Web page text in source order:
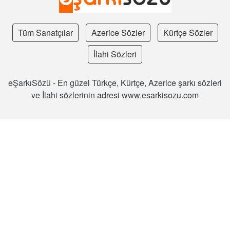
Tüm Sanatçılar Azerice Sözler
Kürtçe Sözler
İlahi Sözleri
eŞarkıSözü - En güzel Türkçe, Kürtçe, Azerice şarkı sözleri
ve İlahi sözlerinin adresi www.esarkisozu.com